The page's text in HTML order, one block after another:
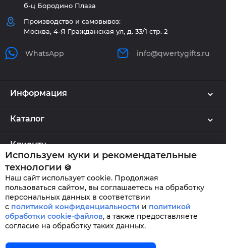
б-ц Бородино Плаза
Производство и самовывоз:
Москва, 4-Я Гражданская ул, д. 33/1 стр. 2
WhatsApp info@qwertygifts.ru
Информация
Каталог
Клиенту
QWERTYGIFTS © 2026
Используем куки и рекомендательные
технологии 🍪
Наш сайт использует cookie. Продолжая
пользоваться сайтом, вы соглашаетесь на обработку
персональных данных в соответствии
с политикой конфиденциальности и политикой
обработки cookie-файлов, а также предоставляете
согласие на обработку таких данных.